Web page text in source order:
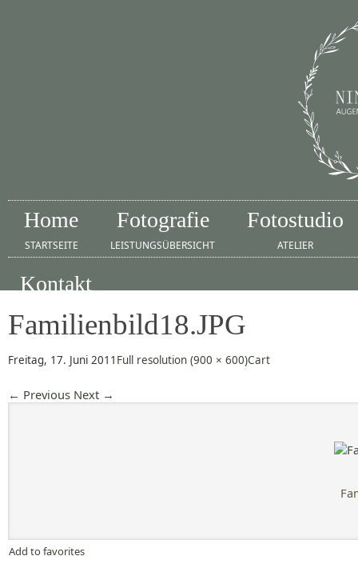
Home
STARTSEITE
Fotografie
LEISTUNGSÜBERSICHT
Fotostudio
ATELIER
Kontakt
Familienbild18.JPG
Freitag, 17. Juni 2011 Full resolution (900 × 600)Cart
← Previous Next →
Add to favorites